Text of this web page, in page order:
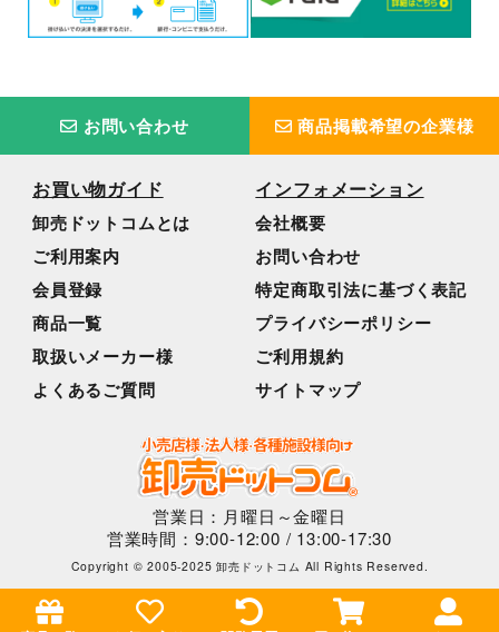
お問い合わせ 商品掲載希望の企業様
お買い物ガイド
卸売ドットコムとは
ご利用案内
会員登録
商品一覧
取扱いメーカー様
よくあるご質問
インフォメーション
会社概要
お問い合わせ
特定商取引法に基づく表記
プライバシーポリシー
ご利用規約
サイトマップ
営業日：月曜日～金曜日
営業時間：9:00-12:00 / 13:00-17:30
Copyright © 2005-2025 卸売ドットコム All Rights Reserved.